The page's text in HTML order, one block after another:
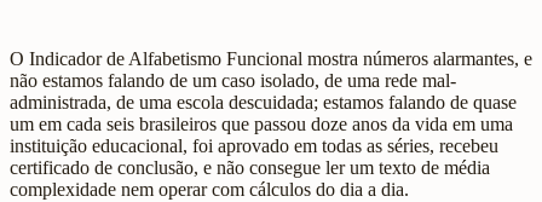
O Indicador de Alfabetismo Funcional mostra números alarmantes, e
não estamos falando de um caso isolado, de uma rede mal-
administrada, de uma escola descuidada; estamos falando de quase
um em cada seis brasileiros que passou doze anos da vida em uma
instituição educacional, foi aprovado em todas as séries, recebeu
certificado de conclusão, e não consegue ler um texto de média
complexidade nem operar com cálculos do dia a dia.